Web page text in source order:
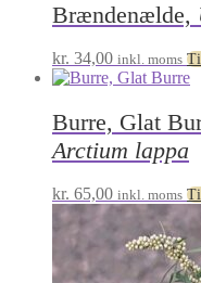
Brændenælde,
kr. 34,00 inkl. moms
Burre, Glat
Arctium lappa
kr. 65,00 inkl. moms